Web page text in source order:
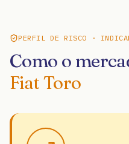
PERFIL DE RISCO ·
Como o
Fiat Toro